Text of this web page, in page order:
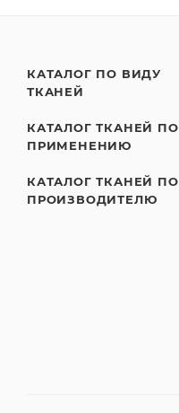
КАТАЛОГ ПО ВИДУ
ТКАНЕЙ
КАТАЛОГ ТКАНЕЙ ПО
ПРИМЕНЕНИЮ
КАТАЛОГ ТКАНЕЙ ПО
ПРОИЗВОДИТЕЛЮ